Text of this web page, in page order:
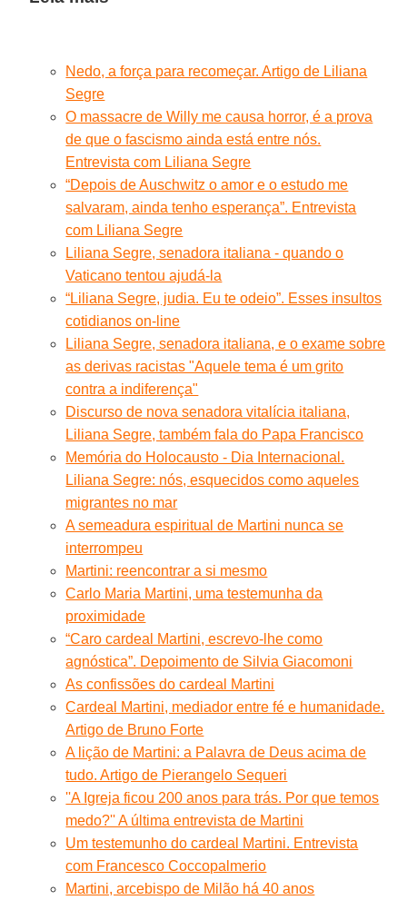
Nedo, a força para recomeçar. Artigo de Liliana
Segre
O massacre de Willy me causa horror, é a prova
de que o fascismo ainda está entre nós.
Entrevista com Liliana Segre
“Depois de Auschwitz o amor e o estudo me
salvaram, ainda tenho esperança”. Entrevista
com Liliana Segre
Liliana Segre, senadora italiana - quando o
Vaticano tentou ajudá-la
“Liliana Segre, judia. Eu te odeio”. Esses insultos
cotidianos on-line
Liliana Segre, senadora italiana, e o exame sobre
as derivas racistas "Aquele tema é um grito
contra a indiferença"
Discurso de nova senadora vitalícia italiana,
Liliana Segre, também fala do Papa Francisco
Memória do Holocausto - Dia Internacional.
Liliana Segre: nós, esquecidos como aqueles
migrantes no mar
A semeadura espiritual de Martini nunca se
interrompeu
Martini: reencontrar a si mesmo
Carlo Maria Martini, uma testemunha da
proximidade
“Caro cardeal Martini, escrevo-lhe como
agnóstica”. Depoimento de Silvia Giacomoni
As confissões do cardeal Martini
Cardeal Martini, mediador entre fé e humanidade.
Artigo de Bruno Forte
A lição de Martini: a Palavra de Deus acima de
tudo. Artigo de Pierangelo Sequeri
''A Igreja ficou 200 anos para trás. Por que temos
medo?'' A última entrevista de Martini
Um testemunho do cardeal Martini. Entrevista
com Francesco Coccopalmerio
Martini, arcebispo de Milão há 40 anos